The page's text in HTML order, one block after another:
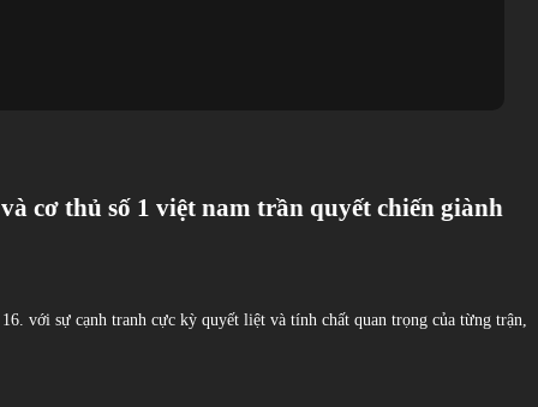
cơ thủ số 1 việt nam trần quyết chiến giành
với sự cạnh tranh cực kỳ quyết liệt và tính chất quan trọng của từng trận,